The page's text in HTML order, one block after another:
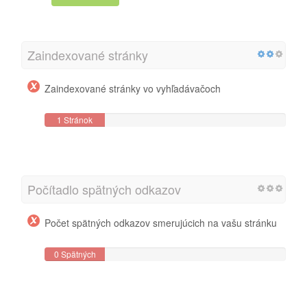
Zaindexované stránky
Zaindexované stránky vo vyhľadávačoch
1 Stránok
Počítadlo spätných odkazov
Počet spätných odkazov smerujúcich na vašu stránku
0 Spätných